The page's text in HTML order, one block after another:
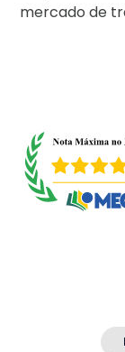
mercado de